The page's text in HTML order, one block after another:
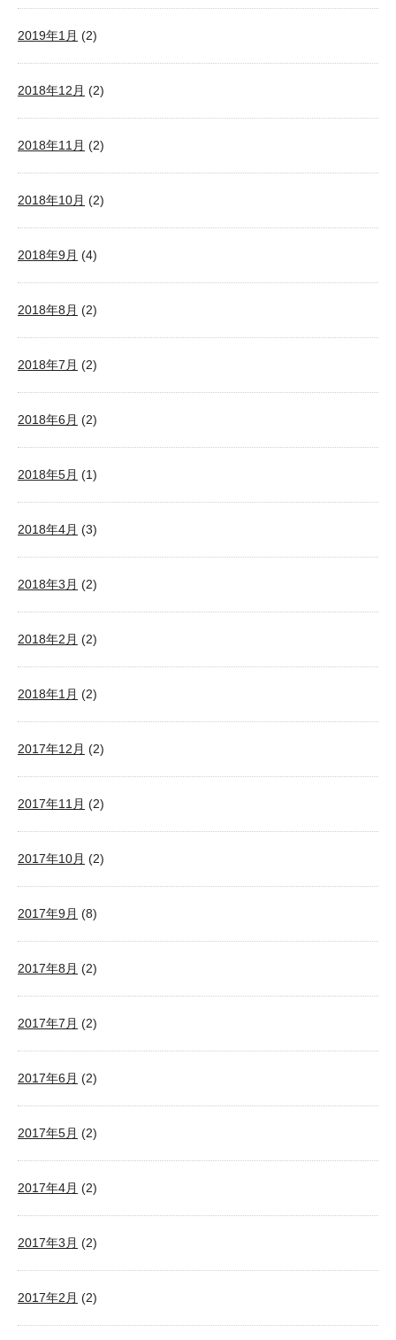
2019年1月 (2)
2018年12月 (2)
2018年11月 (2)
2018年10月 (2)
2018年9月 (4)
2018年8月 (2)
2018年7月 (2)
2018年6月 (2)
2018年5月 (1)
2018年4月 (3)
2018年3月 (2)
2018年2月 (2)
2018年1月 (2)
2017年12月 (2)
2017年11月 (2)
2017年10月 (2)
2017年9月 (8)
2017年8月 (2)
2017年7月 (2)
2017年6月 (2)
2017年5月 (2)
2017年4月 (2)
2017年3月 (2)
2017年2月 (2)